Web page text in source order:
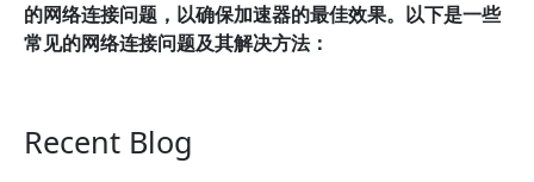
的网络连接问题，以确保加速器的最佳效果。以下是一些
常见的网络连接问题及其解决方法：
Recent Blog